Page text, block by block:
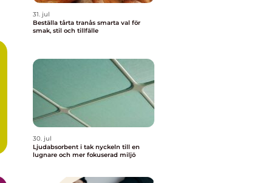
31. jul
Beställa tårta tranås smarta val för
smak, stil och tillfälle
30. jul
Ljudabsorbent i tak nyckeln till en
lugnare och mer fokuserad miljö